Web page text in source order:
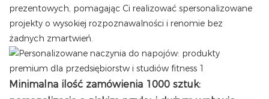
prezentowych, pomagając Ci realizować spersonalizowane
projekty o wysokiej rozpoznawalności i renomie bez
żadnych zmartwień.
Minimalna ilość zamówienia 1000 sztuk: